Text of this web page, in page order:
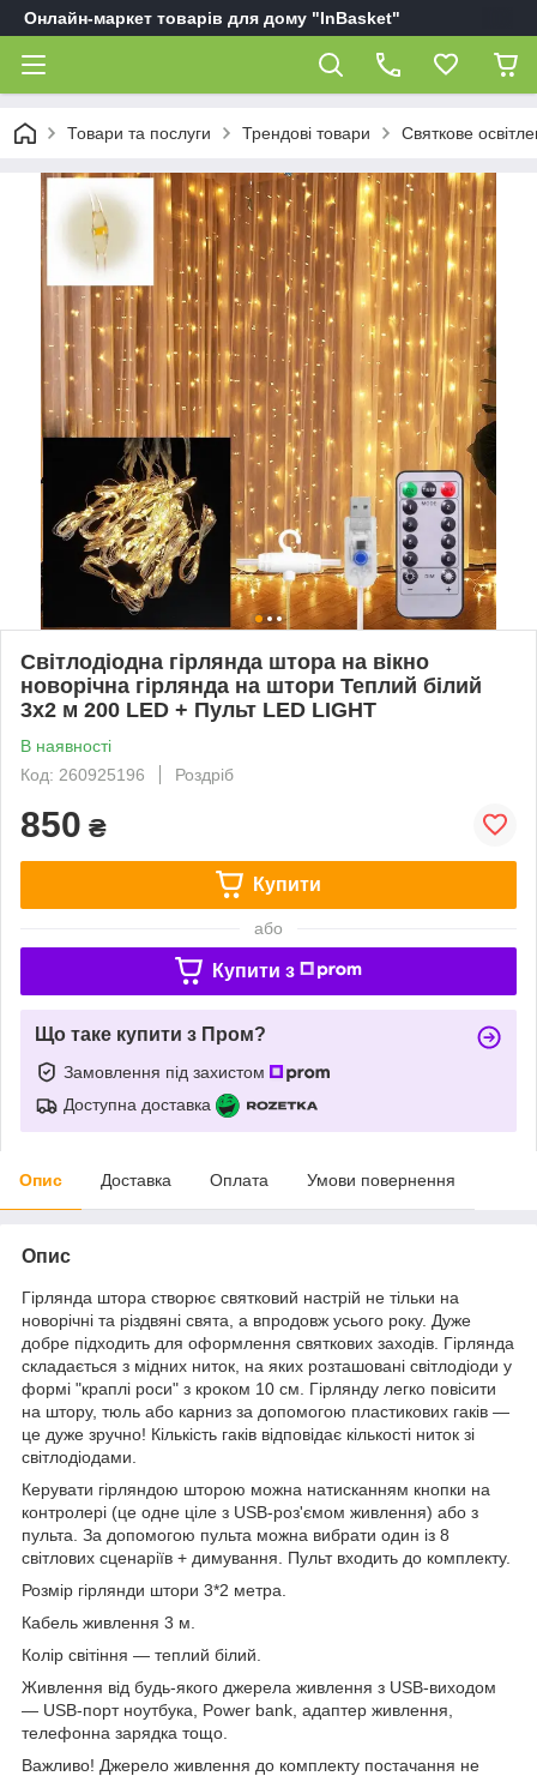
Онлайн-маркет товарів для дому "InBasket"
Товари та послуги Трендові товари Святкове
Світлодіодна гірлянда штора на вікно
новорічна гірлянда на штори Теплий білий
3х2 м 200 LED + Пульт LED LIGHT
В наявності
Код: 260925196
Роздріб
850 ₴
Купити
або
Купити з
Що таке купити з Пром?
Замовлення під захистом
Доступна доставка
Опис Доставка Оплата Умови повернення
Опис
Гірлянда штора створює святковий настрій не тільки на
новорічні та різдвяні свята, а впродовж усього року. Дуже
добре підходить для оформлення святкових заходів. Гірлянда
складається з мідних ниток, на яких розташовані світлодіоди у
формі "краплі роси" з кроком 10 см. Гірлянду легко повісити
на штору, тюль або карниз за допомогою пластикових гаків —
це дуже зручно! Кількість гаків відповідає кількості ниток зі
світлодіодами.
Керувати гірляндою шторою можна натисканням кнопки на
контролері (це одне ціле з USB-роз'ємом живлення) або з
пульта. За допомогою пульта можна вибрати один із 8
світлових сценаріїв + димування. Пульт входить до комплекту.
Розмір гірлянди штори 3*2 метра.
Кабель живлення 3 м.
Колір світіння — теплий білий.
Живлення від будь-якого джерела живлення з USB-виходом
— USB-порт ноутбука, Power bank, адаптер живлення,
телефонна зарядка тощо.
Важливо! Джерело живлення до комплекту постачання не